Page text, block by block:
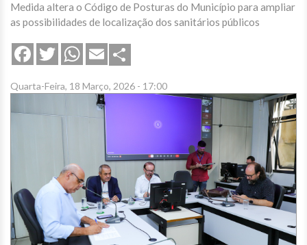
Medida altera o Código de Posturas do Município para ampliar
as possibilidades de localização dos sanitários públicos
FacebookTwitterWhatsApp
Email
Quarta-Feira, 18 Março, 2026 - 17:00